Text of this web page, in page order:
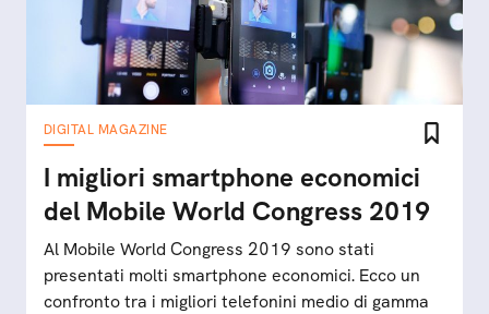
DIGITAL MAGAZINE
I migliori smartphone economici
del Mobile World Congress 2019
Al Mobile World Congress 2019 sono stati
presentati molti smartphone economici. Ecco un
confronto tra i migliori telefonini medio di gamma